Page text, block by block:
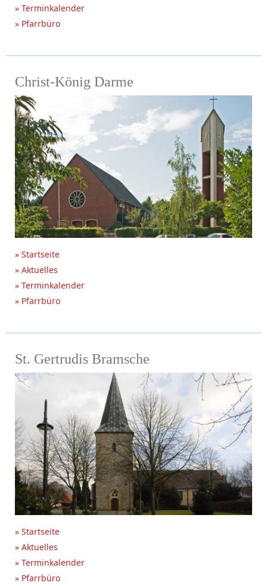
» Terminkalender
» Pfarrbüro
Christ-König Darme
» Startseite
» Aktuelles
» Terminkalender
» Pfarrbüro
St. Gertrudis Bramsche
» Startseite
» Aktuelles
» Terminkalender
» Pfarrbüro